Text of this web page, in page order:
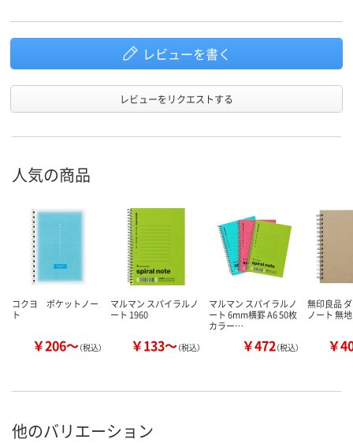
レビューを書く
レビューをリクエストする
人気の商品
コクヨ ポケットノー
ト
￥206～（税込）
マルマン スパイラルノ
ート 1960
￥133～（税込）
マルマン スパイラルノ
ート 6mm横罫 A6 50枚
カラー…
￥472（税込）
無印良品
ノート 無
￥
他のバリエーション